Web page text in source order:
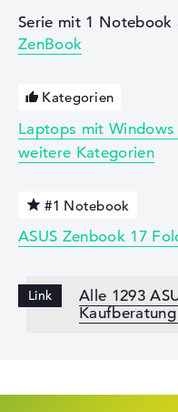
Serie mit 1
ZenBook
Kategorien
Laptops mit Windows
weitere Kategorien
#1 Notebook
ASUS Zenbook 17
Alle 1293